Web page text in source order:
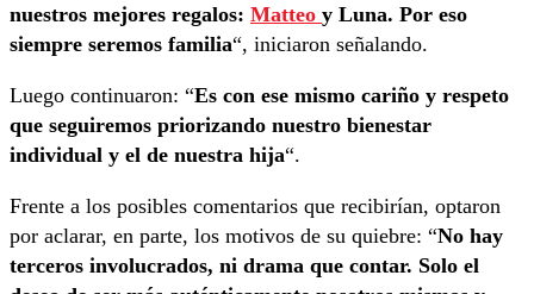
nuestros mejores regalos: Matteo y Luna. Por eso
siempre seremos familia“, iniciaron señalando.
Luego continuaron: “Es con ese mismo cariño y respeto
que seguiremos priorizando nuestro bienestar
individual y el de nuestra hija“.
Frente a los posibles comentarios que recibirían, optaron
por aclarar, en parte, los motivos de su quiebre: “No hay
terceros involucrados, ni drama que contar. Solo el